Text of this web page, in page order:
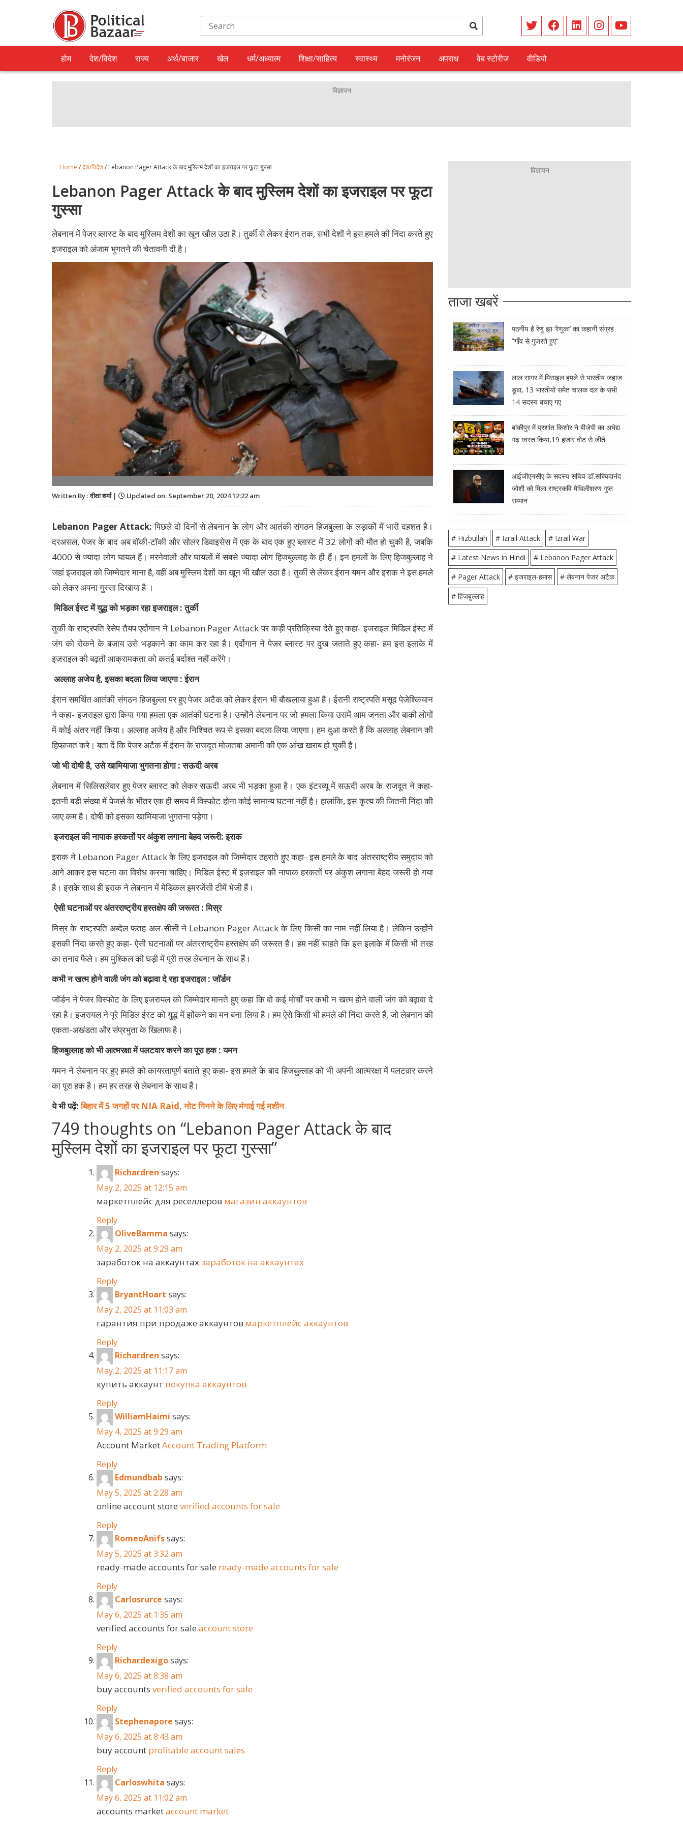
होम देश/विदेश राज्य अर्थ/बाजार खेल धर्म/अध्यात्म शिक्षा/साहित्य स्वास्थ्य मनोरंजन अपराध वेब स्टोरीज वीडियो
Home /देश/विदेश/ Lebanon Pager Attack के बाद मुस्लिम देशों का इजराइल पर फूटा गुस्सा
Lebanon Pager Attack के बाद मुस्लिम देशों का इजराइल पर फूटा
गुस्सा
लेबनान में पेजर ब्लास्ट के बाद मुस्लिम देशों का खून खौल उठा है। तुर्की से लेकर ईरान तक, सभी देशों ने इस हमले की निंदा करते हुए
इजराइल को अंजाम भुगतने की चेतावनी दी है।
Written By : दीक्षा शर्मा | Updated on: September 20, 2024 12:22 am
Lebanon Pager Attack: पिछले दो दिनों से लेबनान के लोग और आतंकी संगठन हिजबुल्ला के लड़ाकों में भारी दहशत है।
दरअसल, पेजर के बाद अब वॉकी-टॉकी और सोलर डिवाइसेस में एक के बाद एक हुए ब्लास्ट में 32 लोगों की मौत हो चुकी है, जबकि
4000 से ज्यादा लोग घायल हैं। मरनेवालों और घायलों में सबसे ज्यादा लोग हिजबुल्लाह के ही हैं। इन हमलों के लिए हिजबुल्लाह ने
जहां इजराइल को जिम्मेदार माना है, वहीं अब मुस्लिम देशों का खून भी खौल उठा है। तुर्की से लेकर ईरान यमन और इराक ने इस हमले
को लेकर अपना गुस्सा दिखाया है ।
मिडिल ईस्ट में युद्ध को भड़का रहा इजराइल : तुर्की
तुर्की के राष्ट्रपति रेसेप तैयप एर्दोगान ने Lebanon Pager Attack पर कड़ी प्रतिक्रिया देते हुए कहा- इजराइल मिडिल ईस्ट में
जंग को रोकने के बजाय उसे भड़काने का काम कर रहा है। एर्दोगान ने पेजर ब्लास्ट पर दुख जताते हुए कहा- हम इस इलाके में
इजराइल की बढ़ती आक्रामकता को कतई बर्दाश्त नहीं करेंगे।
अल्लाह अजेय है, इसका बदला लिया जाएगा : ईरान
ईरान समर्थित आतंकी संगठन हिजबुल्ला पर हुए पेजर अटैक को लेकर ईरान भी बौखलाया हुआ है। ईरानी राष्ट्रपति मसूद पेजेश्कियान
ने कहा- इजराइल द्वारा किया गया हमला एक आतंकी घटना है। उन्होंने लेबनान पर जो हमला किया उसमें आम जनता और बाकी लोगों
में कोई अंतर नहीं किया। अल्लाह अजेय है और निश्चित रूप से इसका बदला लिया जाएगा। हम दुआ करते हैं कि अल्लाह लेबनान की
हिफाजत करे। बता दें कि पेजर अटैक में ईरान के राजदूत मोजतबा अमानी की एक आंख खराब हो चुकी है।
जो भी दोषी है, उसे खामियाजा भुगतना होगा : सऊदी अरब
लेबनान में सिलिसलेवार हुए पेजर ब्लास्ट को लेकर सऊदी अरब भी भड़का हुआ है। एक इंटरव्यू में सऊदी अरब के राजदूत ने कहा-
इतनी बड़ी संख्या में पेजर्स के भीतर एक ही समय में विस्फोट होना कोई सामान्य घटना नहीं है। हालांकि, इस कृत्य की जितनी निंदा की
जाए कम है। दोषी को इसका खामियाजा भुगतना पड़ेगा।
इजराइल की नापाक हरकतों पर अंकुश लगाना बेहद जरूरी: इराक
इराक ने Lebanon Pager Attack के लिए इजराइल को जिम्मेदार ठहराते हुए कहा- इस हमले के बाद अंतरराष्ट्रीय समुदाय को
आगे आकर इस घटना का विरोध करना चाहिए। मिडिल ईस्ट में इजराइल की नापाक हरकतों पर अंकुश लगाना बेहद जरूरी हो गया
है। इसके साथ ही इराक ने लेबनान में मेडिकल इमरजेंसी टीमें भेजी हैं।
ऐसी घटनाओं पर अंतरराष्ट्रीय हस्तक्षेप की जरूरत : मिस्र
मिस्र के राष्ट्रपति अब्देल फतह अल-सीसी ने Lebanon Pager Attack के लिए किसी का नाम नहीं लिया है। लेकिन उन्होंने
इसकी निंदा करते हुए कहा- ऐसी घटनाओं पर अंतरराष्ट्रीय हस्तक्षेप की जरूरत है। हम नहीं चाहते कि इस इलाके में किसी भी तरह
का तनाव फैले। हम मुश्किल की घड़ी में पूरी तरह लेबनान के साथ हैं।
कभी न खत्म होने वाली जंग को बढ़ावा दे रहा इजराइल : जॉर्डन
जॉर्डन ने पेजर विस्फोट के लिए इजरायल को जिम्मेदार मानते हुए कहा कि वो कई मोर्चों पर कभी न खत्म होने वाली जंग को बढ़ावा दे
रहा है। इजरायल ने पूरे मिडिल ईस्ट को युद्ध में झोंकने का मन बना लिया है। हम ऐसे किसी भी हमले की निंदा करते हैं, जो लेबनान की
एकता-अखंडता और संप्रभुता के खिलाफ है।
हिजबुल्लाह को भी आत्मरक्षा में पलटवार करने का पूरा हक : यमन
यमन ने लेबनान पर हुए हमले को कायरतापूर्ण बताते हुए कहा- इस हमले के बाद हिजबुल्लाह को भी अपनी आत्मरक्षा में पलटवार करने
का पूरा हक है। हम हर तरह से लेबनान के साथ हैं।
ये भी पढ़ें:बिहार में 5 जगहों पर NIA Raid, नोट गिनने के लिए मंगाई गई मशीन
749 thoughts on “Lebanon Pager Attack के बाद
मुस्लिम देशों का इजराइल पर फूटा गुस्सा”
Richardren says:
May 2, 2025 at 12:15 am
маркетплейс для реселлеров магазин аккаунтов
Reply
OliveBamma says:
May 2, 2025 at 9:29 am
заработок на аккаунтахзаработок на аккаунтах
Reply
BryantHoart says:
May 2, 2025 at 11:03 am
гарантия при продаже аккаунтов маркетплейс аккаунтов
Reply
Richardren says:
May 2, 2025 at 11:17 am
купить аккаунт покупка аккаунтов
Reply
WilliamHaimi says:
May 4, 2025 at 9:29 am
Account MarketAccount Trading Platform
Reply
Edmundbab says:
May 5, 2025 at 2:28 am
online account store verified accounts for sale
Reply
RomeoAnifssays:
May 5, 2025 at 3:32 am
ready-made accounts for sale ready-made accounts for sale
Reply
Carlosrurce says:
May 6, 2025 at 1:35 am
verified accounts for sale account store
Reply
Richardexigosays:
May 6, 2025 at 8:38 am
buy accounts verified accounts for sale
Reply
Stephenapore says:
May 6, 2025 at 8:43 am
buy account profitable account sales
Reply
Carloswhita says:
May 6, 2025 at 11:02 am
accounts marketaccount market
ताजा खबरें
पठनीय है रेणु झा ‘रेणुका’ का कहानी संग्रह
“गाँव से गुजरते हुए”
लाल सागर में मिसाइल हमले से भारतीय जहाज
डूबा, 13 भारतीयों समेत चालक दल के सभी
14 सदस्य बचाए गए
बांकीपुर में प्रशांत किशोर ने बीजेपी का अभेद्य
गढ़ ध्वस्त किया,19 हजार वोट से जीते
आईजीएनसीए के सदस्य सचिव डॉ.सच्चिदानंद
जोशी को मिला राष्ट्रकवि मैथिलीशरण गुप्त
सम्मान
# Hizbullah # Izrail Attack
# Izrail War
# Latest News in Hindi
# Lebanon Pager Attack
# Pager Attack
# इजराइल-हमास
# लेबनान पेजर अटैक
# हिजबुल्लाह